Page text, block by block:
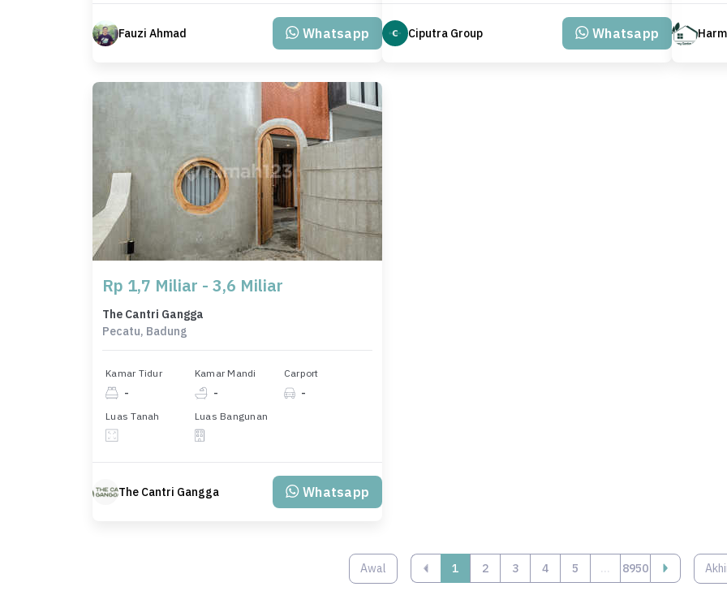
Fauzi Ahmad Whatsapp Ciputra Group Whatsapp
Rp 1,7 Miliar - 3,6 Miliar
The Cantri Gangga
Pecatu, Badung
Kamar Tidur
-
Kamar Mandi
-
Carport
-
Luas Tanah Luas Bangunan
The Cantri Gangga Whatsapp
Awal ‹ 1 2 3 4 5 ... 8950